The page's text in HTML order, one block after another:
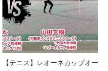
【テニス】レオーネカップオー